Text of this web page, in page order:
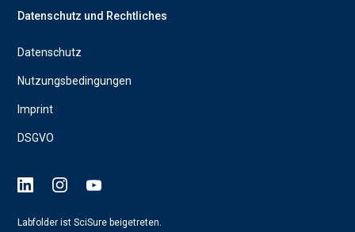
Datenschutz und Rechtliches
Datenschutz
Nutzungsbedingungen
Imprint
DSGVO
Labfolder ist SciSure beigetreten.